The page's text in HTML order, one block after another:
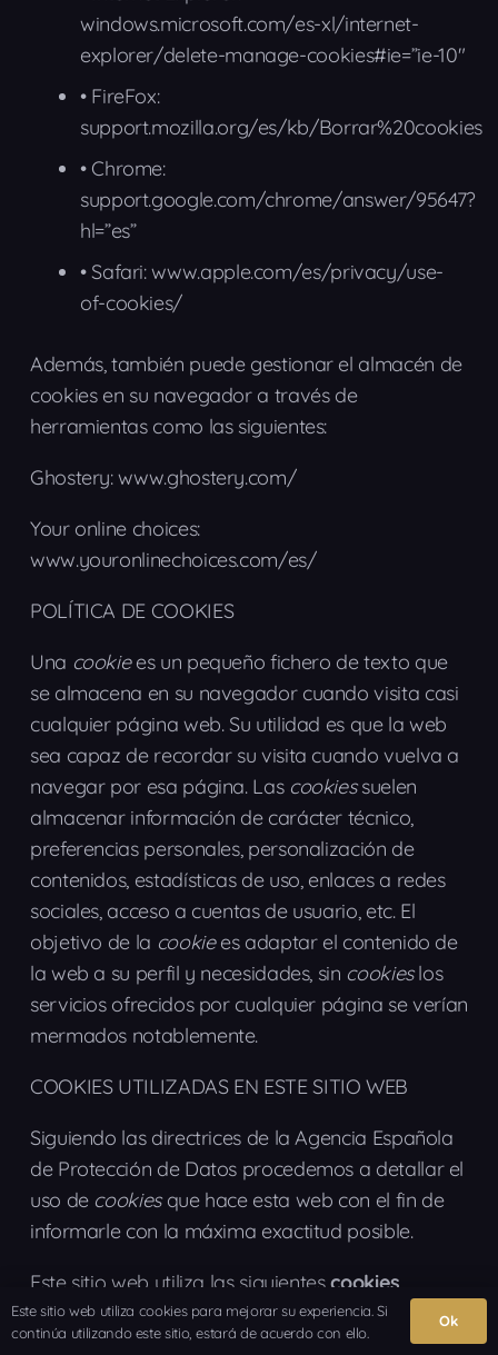
windows.microsoft.com/es-xl/internet-
explorer/delete-manage-cookies#ie=”ie-10″
• FireFox:
support.mozilla.org/es/kb/Borrar%20cookies
• Chrome:
support.google.com/chrome/answer/95647?
hl=”es”
• Safari: www.apple.com/es/privacy/use-
of-cookies/
Además, también puede gestionar el almacén de
cookies en su navegador a través de
herramientas como las siguientes:
Ghostery: www.ghostery.com/
Your online choices:
www.youronlinechoices.com/es/
POLÍTICA DE COOKIES
Una cookiees un pequeño fichero de texto que
se almacena en su navegador cuando visita casi
cualquier página web. Su utilidad es que la web
sea capaz de recordar su visita cuando vuelva a
navegar por esa página. Las cookiessuelen
almacenar información de carácter técnico,
preferencias personales, personalización de
contenidos, estadísticas de uso, enlaces a redes
sociales, acceso a cuentas de usuario, etc. El
objetivo de la cookiees adaptar el contenido de
la web a su perfil y necesidades, sin cookieslos
servicios ofrecidos por cualquier página se verían
mermados notablemente.
COOKIES UTILIZADAS EN ESTE SITIO WEB
Siguiendo las directrices de la Agencia Española
de Protección de Datos procedemos a detallar el
uso de cookiesque hace esta web con el fin de
informarle con la máxima exactitud posible.
Este sitio web utiliza las siguientescookies
propias :
Este sitio web utiliza cookies para mejorar su experiencia. Si
continúa utilizando este sitio, estará de acuerdo con ello.
Ok